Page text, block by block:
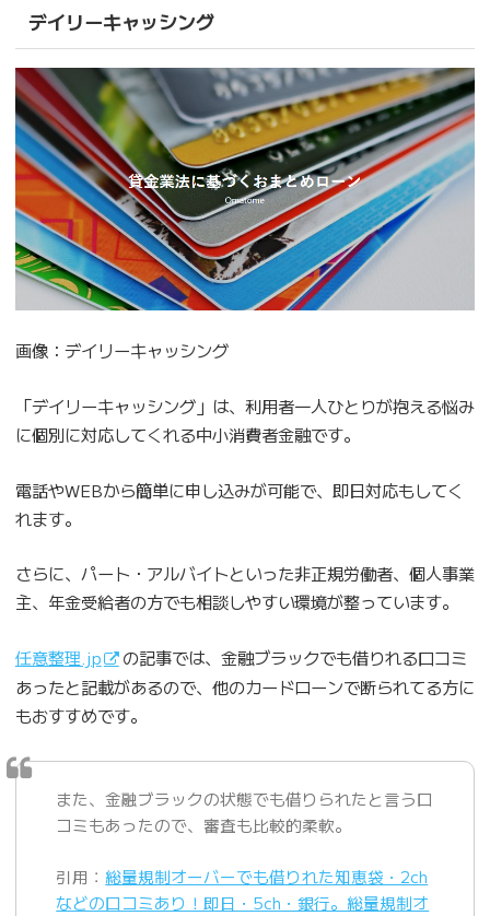
デイリーキャッシング
画像：デイリーキャッシング
「デイリーキャッシング」は、利用者一人ひとりが抱える悩み
に個別に対応してくれる中小消費者金融です。
電話やWEBから簡単に申し込みが可能で、即日対応もしてく
れます。
さらに、パート・アルバイトといった非正規労働者、個人事業
主、年金受給者の方でも相談しやすい環境が整っています。
任意整理.jp
の記事では、金融ブラックでも借りれる口コミ
あったと記載があるので、他のカードローンで断られてる方に
もおすすめです。
また、金融ブラックの状態でも借りられたと言う口
コミもあったので、審査も比較的柔軟。
引用： 総量規制オーバーでも借りれた知恵袋・2ch
などの口コミあり！即日・5ch・銀行。総量規制オ